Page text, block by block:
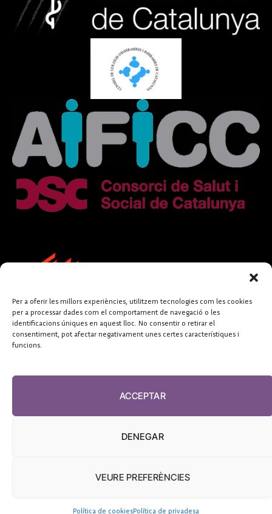
Per a oferir les millors experiències, utilitzem tecnologies com les cookies
per a processar dades com el comportament de navegació o les
identificacions úniques en aquest lloc. No consentir o retirar el
consentiment, pot afectar negativament unes certes característiques i
funcions.
ACCEPTAR
DENEGAR
VEURE PREFERÈNCIES
Política de cookiesPolítica de privadesa
FUNDACIÓ